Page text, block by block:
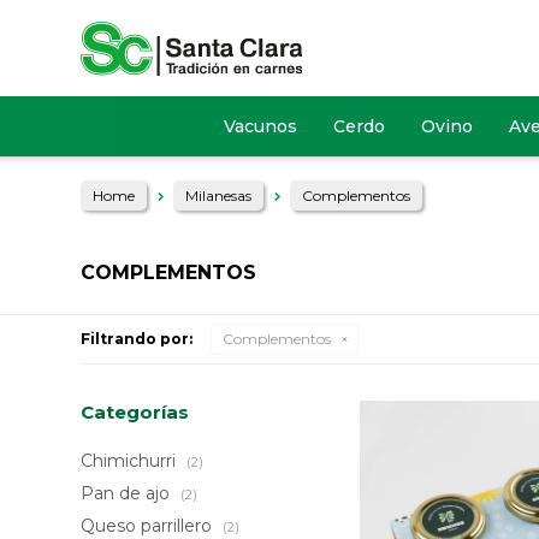
Vacunos Cerdo Ovino
Home Milanesas Complementos
COMPLEMENTOS
Filtrando por: Complementos
Categorías
Chimichurri (2)
Pan de ajo (2)
Queso parrillero (2)